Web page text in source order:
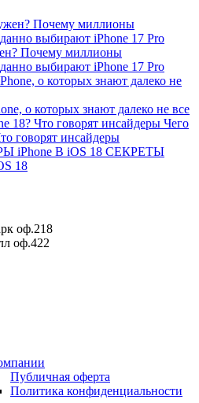
Почему миллионы
выбирают iPhone 17 Pro
о которых знают далеко не все
Чего
говорят инсайдеры
СЕКРЕТЫ
18
оф.218
оф.422
Публичная оферта
Политика конфиденциальности